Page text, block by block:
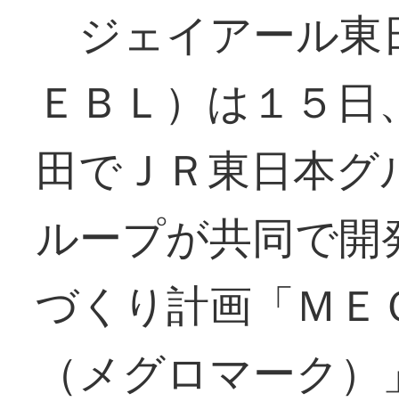
ジェイアール東
ＥＢＬ）は１５
田でＪＲ東日本
ループが共同で
づくり計画「Ｍ
（メグロマーク